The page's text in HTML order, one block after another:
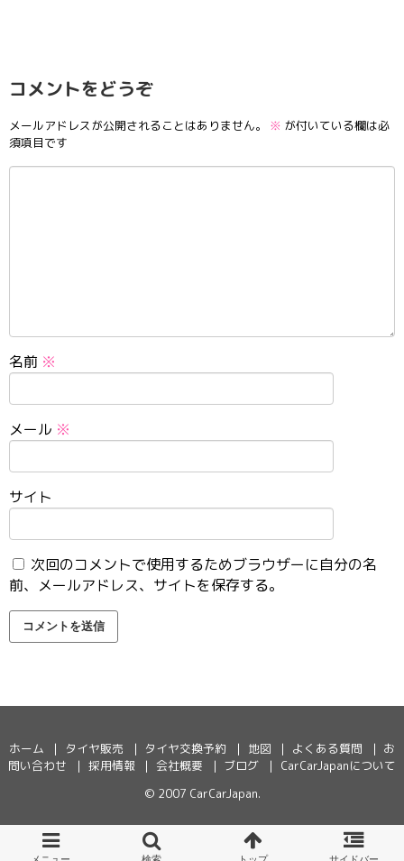
コメントをどうぞ
メールアドレスが公開されることはありません。 ※ が付いている欄は必
須項目です
名前 ※
メール ※
サイト
次回のコメントで使用するためブラウザーに自分の名
前、メールアドレス、サイトを保存する。
ホーム タイヤ販売 タイヤ交換予約 地図 よくある質問
お
問い合わせ
採用情報 会社概要 ブログ
CarCarJapanについて
© 2007 CarCarJapan.